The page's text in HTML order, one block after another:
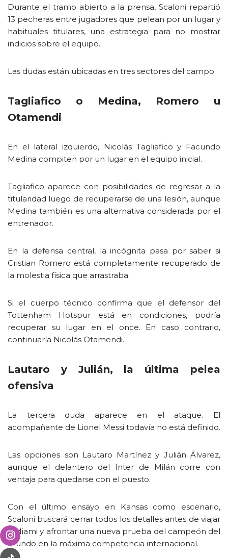
Durante el tramo abierto a la prensa, Scaloni repartió
13 pecheras entre jugadores que pelean por un lugar y
habituales titulares, una estrategia para no mostrar
indicios sobre el equipo.
Las dudas están ubicadas en tres sectores del campo.
Tagliafico o Medina, Romero u
Otamendi
En el lateral izquierdo, Nicolás Tagliafico y Facundo
Medina compiten por un lugar en el equipo inicial.
Tagliafico aparece con posibilidades de regresar a la
titularidad luego de recuperarse de una lesión, aunque
Medina también es una alternativa considerada por el
entrenador.
En la defensa central, la incógnita pasa por saber si
Cristian Romero está completamente recuperado de
la molestia física que arrastraba.
Si el cuerpo técnico confirma que el defensor del
Tottenham Hotspur está en condiciones, podría
recuperar su lugar en el once. En caso contrario,
continuaría Nicolás Otamendi.
Lautaro y Julián, la última pelea
ofensiva
La tercera duda aparece en el ataque. El
acompañante de Lionel Messi todavía no está definido.
Las opciones son Lautaro Martínez y Julián Álvarez,
aunque el delantero del Inter de Milán corre con
ventaja para quedarse con el puesto.
Con el último ensayo en Kansas como escenario,
Scaloni buscará cerrar todos los detalles antes de viajar
a Miami y afrontar una nueva prueba del campeón del
mundo en la máxima competencia internacional.